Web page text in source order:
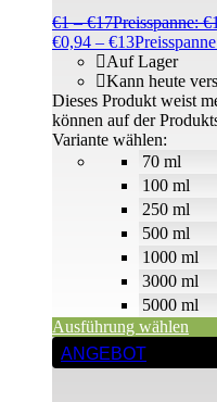
€1 –€17Preisspanne:
€0,94 – €13
70 ml
100 ml
250 ml
500 ml
1000 ml
3000 ml
5000 ml
Auf Lager
Kann heute
Variante wählen:
Ausführung wählen
Dieses Produkt weist
können auf der
ANGEBOT